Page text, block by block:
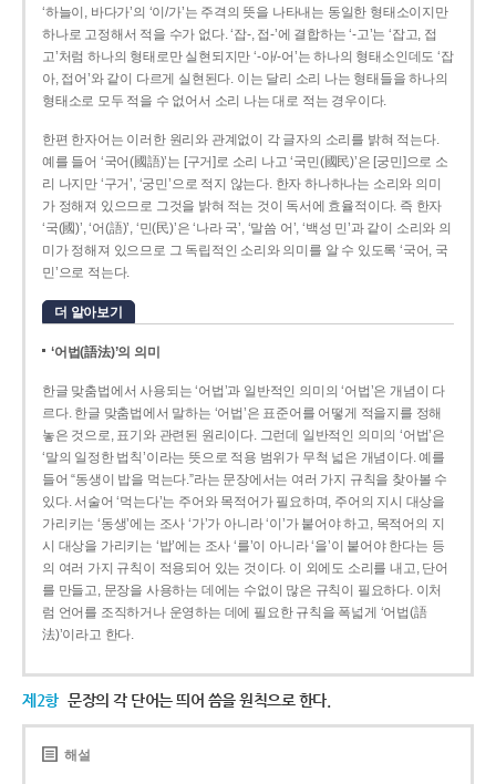
‘하늘이, 바다가’의 ‘이/가’는 주격의 뜻을 나타내는 동일한 형태소이지만
하나로 고정해서 적을 수가 없다. ‘잡-, 접-’에 결합하는 ‘-고’는 ‘잡고, 접
고’처럼 하나의 형태로만 실현되지만 ‘-아/-어’는 하나의 형태소인데도 ‘잡
아, 접어’와 같이 다르게 실현된다. 이는 달리 소리 나는 형태들을 하나의
형태소로 모두 적을 수 없어서 소리 나는 대로 적는 경우이다.
한편 한자어는 이러한 원리와 관계없이 각 글자의 소리를 밝혀 적는다.
예를 들어 ‘국어(國語)’는 [구거]로 소리 나고 ‘국민(國民)’은 [궁민]으로 소
리 나지만 ‘구거’, ‘궁민’으로 적지 않는다. 한자 하나하나는 소리와 의미
가 정해져 있으므로 그것을 밝혀 적는 것이 독서에 효율적이다. 즉 한자
‘국(國)’, ‘어(語)’, ‘민(民)’은 ‘나라 국’, ‘말씀 어’, ‘백성 민’과 같이 소리와 의
미가 정해져 있으므로 그 독립적인 소리와 의미를 알 수 있도록 ‘국어, 국
민’으로 적는다.
더 알아보기
‘어법(語法)’의 의미
한글 맞춤법에서 사용되는 ‘어법’과 일반적인 의미의 ‘어법’은 개념이 다
르다. 한글 맞춤법에서 말하는 ‘어법’은 표준어를 어떻게 적을지를 정해
놓은 것으로, 표기와 관련된 원리이다. 그런데 일반적인 의미의 ‘어법’은
‘말의 일정한 법칙’이라는 뜻으로 적용 범위가 무척 넓은 개념이다. 예를
들어 “동생이 밥을 먹는다.”라는 문장에서는 여러 가지 규칙을 찾아볼 수
있다. 서술어 ‘먹는다’는 주어와 목적어가 필요하며, 주어의 지시 대상을
가리키는 ‘동생’에는 조사 ‘가’가 아니라 ‘이’가 붙어야 하고, 목적어의 지
시 대상을 가리키는 ‘밥’에는 조사 ‘를’이 아니라 ‘을’이 붙어야 한다는 등
의 여러 가지 규칙이 적용되어 있는 것이다. 이 외에도 소리를 내고, 단어
를 만들고, 문장을 사용하는 데에는 수없이 많은 규칙이 필요하다. 이처
럼 언어를 조직하거나 운영하는 데에 필요한 규칙을 폭넓게 ‘어법(語
法)’이라고 한다.
제2항 문장의 각 단어는 띄어 씀을 원칙으로 한다.
해설